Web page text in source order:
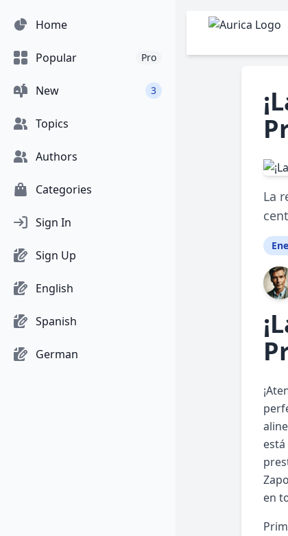
Home
Popular Pro
New 3
Topics
Authors
Categories
Sign In
Sign Up
English
Spanish
German
La
en